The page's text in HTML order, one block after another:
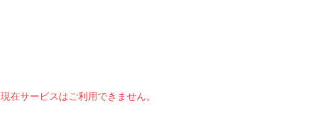
現在サービスはご利用できません。